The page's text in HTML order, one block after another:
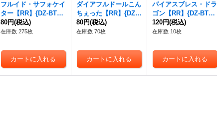
フルイド・サフォケイ
ター【RR】{DZ-BT14/
026}《ダークステイ
ツ》
80円(税込)
在庫数 275枚
ダイアフルドールこん
ちぇった【RR】{DZ-B
T14/027}《ダークステ
イツ》
80円(税込)
在庫数 70枚
パイアスブレス・ドラ
ゴン【RR】{DZ-BT14/
028}《ダークステイ
ツ》
120円(税込)
在庫数 10枚